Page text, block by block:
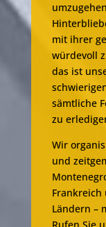
mit ihrer
würdevoll
das ist
sämtliche
zu
Wir
und
Frankreich
Ländern –